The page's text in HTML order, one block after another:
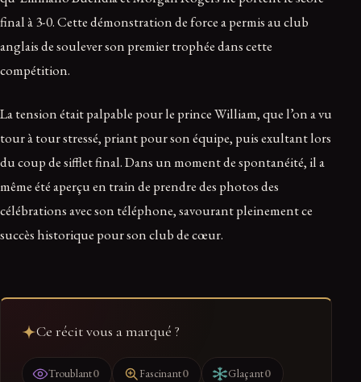
final à 3-0. Cette démonstration de force a permis au club
anglais de soulever son premier trophée dans cette
compétition.
La tension était palpable pour le prince William, que l’on a vu
tour à tour stressé, priant pour son équipe, puis exultant lors
du coup de sifflet final. Dans un moment de spontanéité, il a
même été aperçu en train de prendre des photos des
célébrations avec son téléphone, savourant pleinement ce
succès historique pour son club de cœur.
Ce récit vous a marqué ?
Troublant0 Fascinant0 Glaçant0